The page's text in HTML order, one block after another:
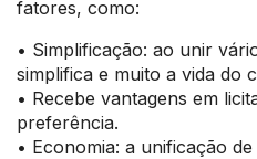
fatores, como:
• Simplificação: ao unir
simplifica e muito a vida do
• Recebe vantagens em
preferência.
• Economia: a unificação